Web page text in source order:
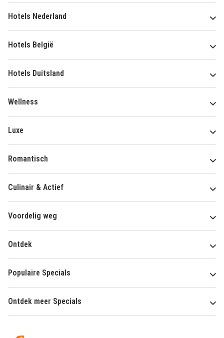
Hotels Nederland
Hotels België
Hotels Duitsland
Wellness
Luxe
Romantisch
Culinair & Actief
Voordelig weg
Ontdek
Populaire Specials
Ontdek meer Specials
HotelSpecials